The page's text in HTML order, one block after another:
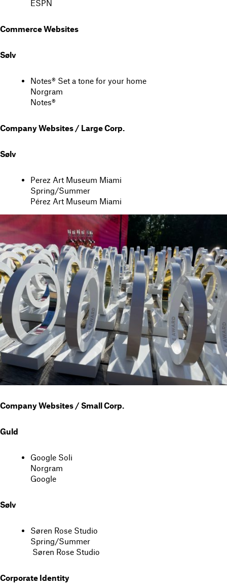
ESPN
Commerce Websites
Sølv
Notes® Set a tone for your home
Norgram
Notes®
Company Websites / Large Corp.
Sølv
Perez Art Museum Miami
Spring/Summer
Pérez Art Museum Miami
Company Websites / Small Corp.
Guld
Google Soli
Norgram
Google
Sølv
Søren Rose Studio
Spring/Summer
Søren Rose Studio
Corporate Identity